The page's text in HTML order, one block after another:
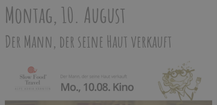
Montag, 10. August
Der Mann, der seine Haut verkauft